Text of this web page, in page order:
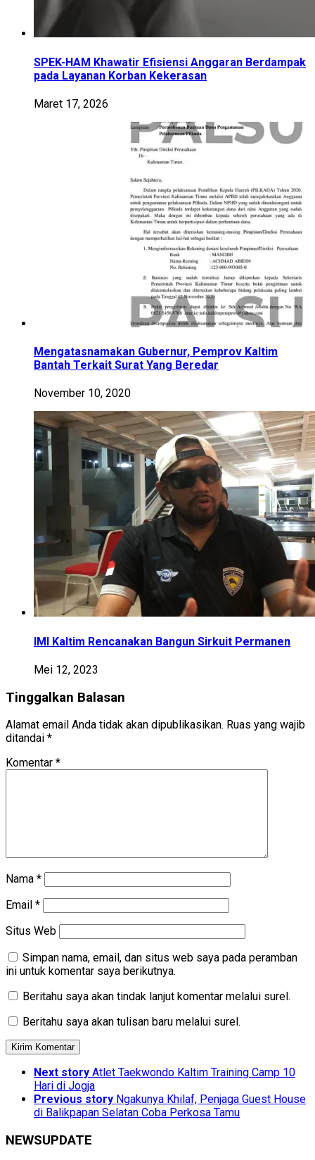
SPEK-HAM Khawatir Efisiensi Anggaran Berdampak
pada Layanan Korban Kekerasan
Maret 17, 2026
Mengatasnamakan Gubernur, Pemprov Kaltim
Bantah Terkait Surat Yang Beredar
November 10, 2020
IMI Kaltim Rencanakan Bangun Sirkuit Permanen
Mei 12, 2023
Tinggalkan Balasan
Alamat email Anda tidak akan dipublikasikan. Ruas yang wajib
ditandai *
Komentar *
Nama *
Email *
Situs Web
Simpan nama, email, dan situs web saya pada peramban
ini untuk komentar saya berikutnya.
Beritahu saya akan tindak lanjut komentar melalui surel.
Beritahu saya akan tulisan baru melalui surel.
Next story Atlet Taekwondo Kaltim Training Camp 10
Hari di Jogja
Previous story Ngakunya Khilaf, Penjaga Guest House
di Balikpapan Selatan Coba Perkosa Tamu
NEWSUPDATE